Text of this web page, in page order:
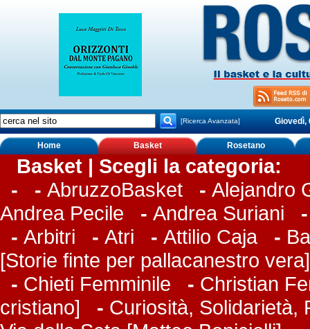
[Ricerca Avanzata] Giovedì,
Home Basket Rosetano
Basket | Scegli la categoria:
-
- AbruzzoBasket - Alejandro
Andrea Pecile - Andrea Suriani
- Arbitri - Atri - Attilio Caja-
[Storie finte per pallacanestro vera]
- Chieti Femminile - Christian
cristiano] - Curiosità, Solidarietà,